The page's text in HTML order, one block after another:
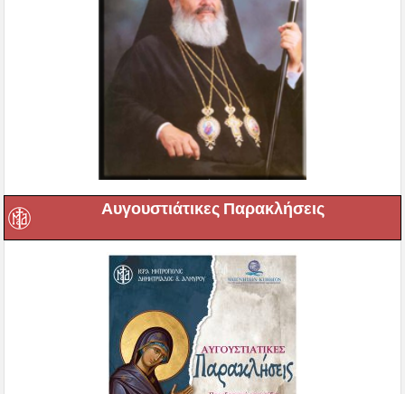
Αυγουστιάτικες Παρακλήσεις